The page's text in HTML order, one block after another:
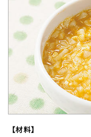
【材料】